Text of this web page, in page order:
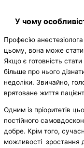
У чому
Професію
цьому, вона може
Якщо є готовність
більше про нього
недоліки. Звичайно,
врятоване життя
Одним із пріоритетів
постійного
добре. Крім того,
можливості зростання